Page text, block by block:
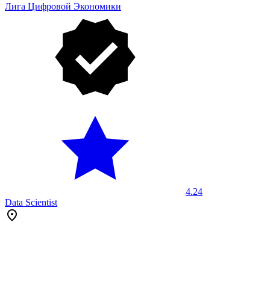
Лига Цифровой Экономики
4.24
Data Scientist